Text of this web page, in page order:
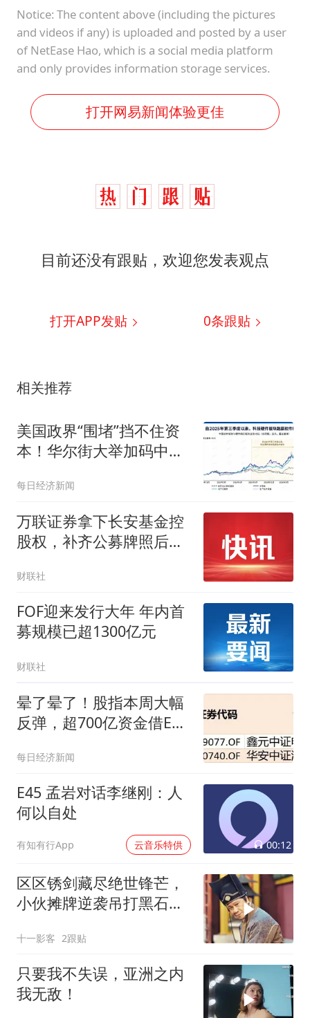
Notice: The content above (including the pictures
and videos if any) is uploaded and posted by a user
of NetEase Hao, which is a social media platform
and only provides information storage services.
打开网易新闻体验更佳
目前还没有跟贴，欢迎您发表观点
打开APP发贴 0条跟贴
相关推荐
美国政界“围堵”挡不住资
本！华尔街大举加码中
数仓位押注5家中国企
业，250亿美元明星ETF重
仓长鑫科技
每日经济新闻
万联证券拿下长安基金控
股权，补齐公募牌照后如
财联社
FOF迎来发行大年 年内首
募规模已超1300亿元
财联社
晕了晕了！股指本周大幅
反弹，超700亿资金借ETF
被机构大幅加仓
每日经济新闻
E45 孟岩对话李继刚：人
何以自处
有知有行App 云音乐特供 00:12
区区锈剑藏尽绝世锋芒，
小伙摊牌逆袭吊打黑石两
十一影客 2跟贴
只要我不失误，亚洲之内
我无敌！